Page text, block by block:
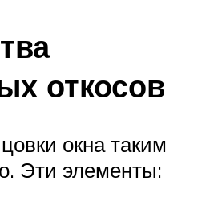
откосов
окна таким
Эти элементы: